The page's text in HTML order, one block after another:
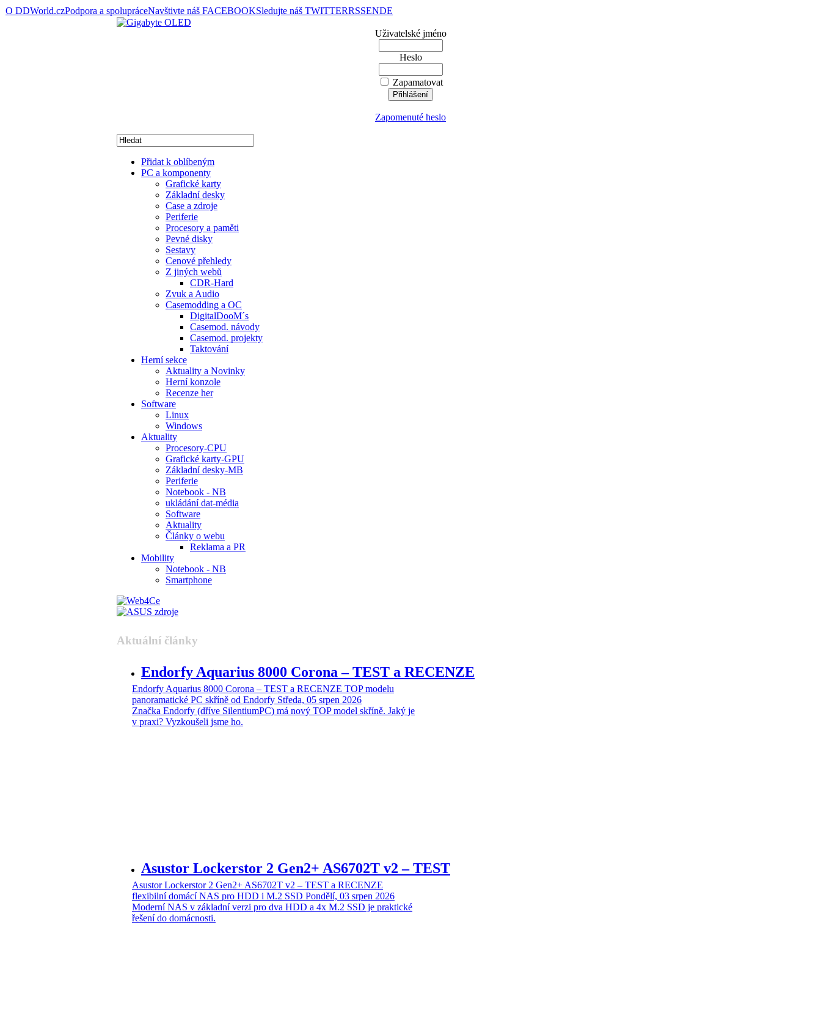
O DDWorld.czPodpora a spolupráceNavštivte náš FACEBOOKSledujte náš TWITTERRSSENDE
Uživatelské jméno
Heslo
Zapamatovat
Zapomenuté heslo
Přidat k oblíbeným
PC a komponenty
Grafické karty
Základní desky
Case a zdroje
Periferie
Procesory a paměti
Pevné disky
Sestavy
Cenové přehledy
Z jiných webů
CDR-Hard
Zvuk a Audio
Casemodding a OC
DigitalDooM´s
Casemod. návody
Casemod. projekty
Taktování
Herní sekce
Aktuality a Novinky
Herní konzole
Recenze her
Software
Linux
Windows
Aktuality
Procesory-CPU
Grafické karty-GPU
Základní desky-MB
Periferie
Notebook - NB
ukládání dat-média
Software
Aktuality
Články o webu
Reklama a PR
Mobility
Notebook - NB
Smartphone
Aktuální články
Endorfy Aquarius 8000 Corona – TEST a RECENZE
Endorfy Aquarius 8000 Corona – TEST a RECENZE TOP modelu
panoramatické PC skříně od Endorfy Středa, 05 srpen 2026
Značka Endorfy (dříve SilentiumPC) má nový TOP model skříně. Jaký je
v praxi? Vyzkoušeli jsme ho.
Asustor Lockerstor 2 Gen2+ AS6702T v2 – TEST
Asustor Lockerstor 2 Gen2+ AS6702T v2 – TEST a RECENZE
flexibilní domácí NAS pro HDD i M.2 SSD Pondělí, 03 srpen 2026
Moderní NAS v základní verzi pro dva HDD a 4x M.2 SSD je praktické
řešení do domácnosti.